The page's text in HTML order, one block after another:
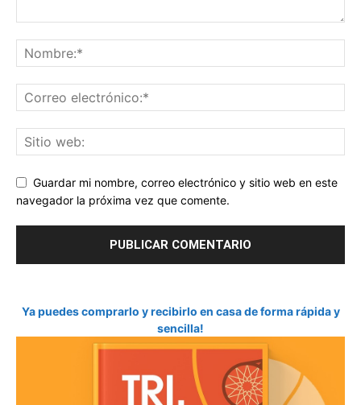
Guardar mi nombre, correo electrónico y sitio web en este
navegador la próxima vez que comente.
Ya puedes comprarlo y recibirlo en casa de forma rápida y
sencilla!